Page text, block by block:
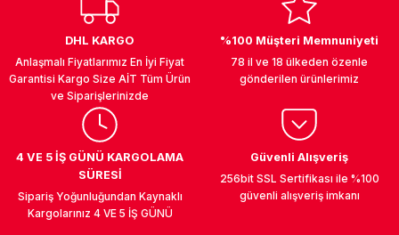
DHL KARGO
Anlaşmalı Fiyatlarımız En İyi Fiyat
Garantisi Kargo Size AİT Tüm Ürün
ve Siparişlerinizde
%100 Müşteri Memnuniyeti
78 il ve 18 ülkeden özenle
gönderilen ürünlerimiz
4 VE 5 İŞ GÜNÜ KARGOLAMA
SÜRESİ
Sipariş Yoğunluğundan Kaynaklı
Kargolarınız 4 VE 5 İŞ GÜNÜ
Güvenli Alışveriş
256bit SSL Sertifikası ile %100
güvenli alışveriş imkanı